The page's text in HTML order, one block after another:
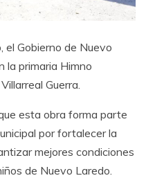
el Gobierno de Nuevo
la primaria Himno
Guerra.
esta obra forma parte
por fortalecer la
mejores condiciones
de Nuevo Laredo.